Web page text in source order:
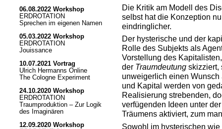
06.08.2022 Workshop
ERDROTATION
Sprechen im eigenen Namen
05.03.2022 Workshop
ERDROTATION
Jouissance
10.07.2021 Vortrag
Ulrich Hermanns Online
The Cologne Experiment
24.10.2020 Workshop
ERDROTATION
Traumproduktion – Zur Logik
des Imaginären
12.09.2020 Workshop
Die Kritik am Modell des
selbst hat die Konzeption
eindringlicher.
Der hysterische und der
Rolle des Subjekts als
Vorstellung des
der Traumdeutung skizziert,
unweigerlich einen
und Kapital werden von
Realisierung strebenden,
verfügenden Ideen unter
Träumens aktiviert, zum
Sowohl im hysterischen